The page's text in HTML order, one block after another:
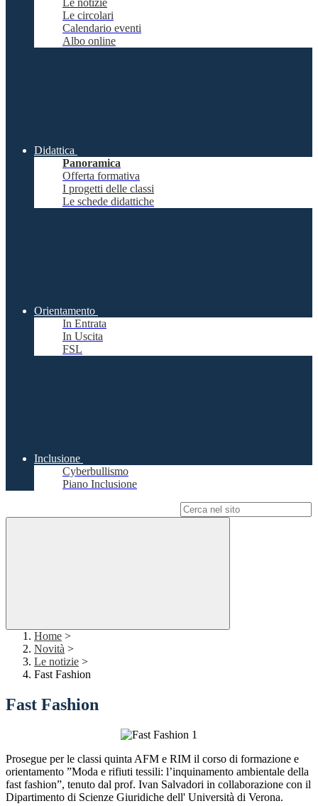
Le notizie
Le circolari
Calendario eventi
Albo online
Didattica
Panoramica
Offerta formativa
I progetti delle classi
Le schede didattiche
Orientamento
In Entrata
In Uscita
FSL
Inclusione
Cyberbullismo
Piano Inclusione
Home >
Novità >
Le notizie >
Fast Fashion
Fast Fashion
Prosegue per le classi quinta AFM e RIM il corso di formazione e
orientamento ”Moda e rifiuti tessili: l’inquinamento ambientale della
fast fashion”, tenuto dal prof. Ivan Salvadori in collaborazione con il
Dipartimento di Scienze Giuridiche dell' Università di Verona.